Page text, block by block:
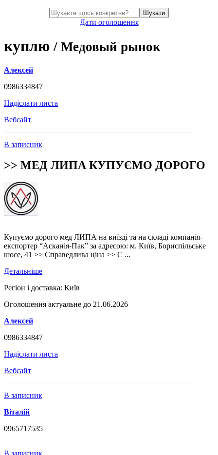
Шукати
Дати оголошення
куплю/ Медовый рынок
Алексей
0986334847
Надіслати листа
Вебсайт
В записник
>> МЕД ЛИПА КУПУЄМО ДОРОГО
Купуємо дорого мед ЛИПА на виїзді та на складі компанія-
експортер “Асканія-Пак” за адресою: м. Київ, Бориспільське
шосе, 41 >> Справедлива ціна >> С ...
Детальніше
Регіон і доставка: Київ
Оголошення актуальне до 21.06.2026
Алексей
0986334847
Надіслати листа
Вебсайт
В записник
Віталій
0965717535
В записник